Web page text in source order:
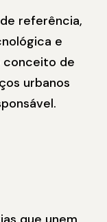
referência,
e
conceito de
urbanos